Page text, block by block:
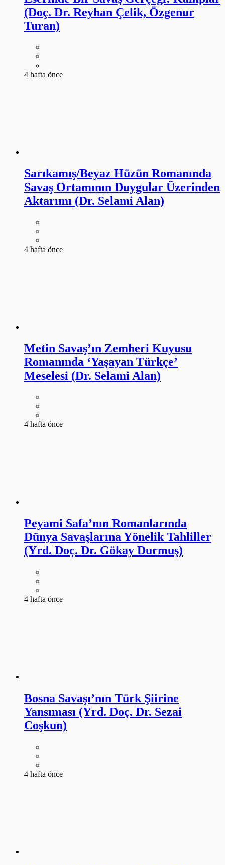
(Doç. Dr. Reyhan Çelik, Özgenur
Turan)
4 hafta önce
Sarıkamış/Beyaz Hüzün Romanında
Savaş Ortamının Duygular Üzerinden
Aktarımı (Dr. Selami Alan)
4 hafta önce
Metin Savaş’ın Zemheri Kuyusu
Romanında ‘Yaşayan Türkçe’
Meselesi (Dr. Selami Alan)
4 hafta önce
Peyami Safa’nın Romanlarında
Dünya Savaşlarına Yönelik Tahliller
(Yrd. Doç. Dr. Gökay Durmuş)
4 hafta önce
Bosna Savaşı’nın Türk Şiirine
Yansıması (Yrd. Doç. Dr. Sezai
Coşkun)
4 hafta önce